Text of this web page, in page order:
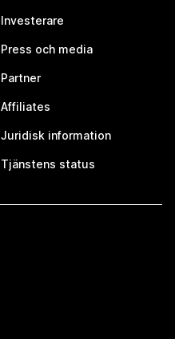
Investerare
Press och media
Partner
Affiliates
Juridisk information
Tjänstens status